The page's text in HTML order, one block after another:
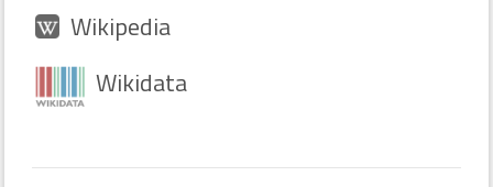
Wikipedia
Wikidata